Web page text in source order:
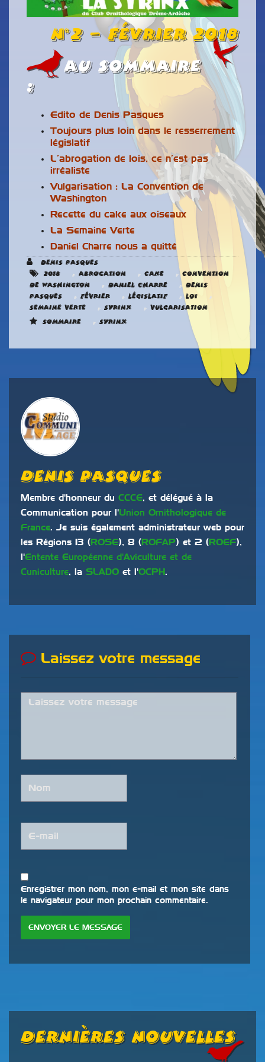
n°2 – Février 2018
Au Sommaire
:
Edito de Denis Pasques
Toujours plus loin dans le resserrement
législatif
L’abrogation de lois, ce n’est pas
irréaliste
Vulgarisation : La Convention de
Washington
Recette du cake aux oiseaux
La Semaine Verte
Daniel Charre nous a quitté
Denis Pasques
2018
, abrogation , Cake , Convention
de Washington
, Daniel Charre , Denis
Pasques
, Février , Législatif ,loi ,
Semaine verte , Syrinx , Vulgarisation
Sommaire
, Syrinx
Denis Pasques
Membre d'honneur du CCCE, et délégué à la
Communication pour l'Union Ornithologique de
France. Je suis également administrateur web pour
les Régions 13 ( ROSE), 8 ( ROFAP) et 2 ( ROEF),
l'Entente Européenne d'Aviculture et de
Cuniculture, la SLADO et l'OCPH .
Laissez votre message
Enregistrer mon nom, mon e-mail et mon site dans
le navigateur pour mon prochain commentaire.
Dernières Nouvelles